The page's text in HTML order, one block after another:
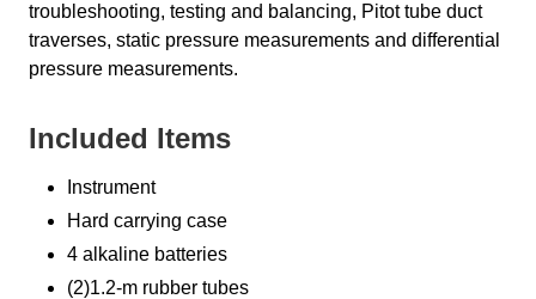
troubleshooting, testing and balancing, Pitot tube duct
traverses, static pressure measurements and differential
pressure measurements.
Included Items
Instrument
Hard carrying case
4 alkaline batteries
(2)1.2-m rubber tubes